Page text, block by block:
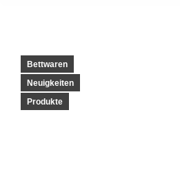
Bettwaren
Neuigkeiten
Produkte